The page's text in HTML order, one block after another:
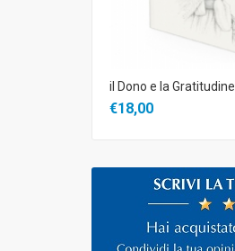
il Dono e la Gratitudine
€18,00